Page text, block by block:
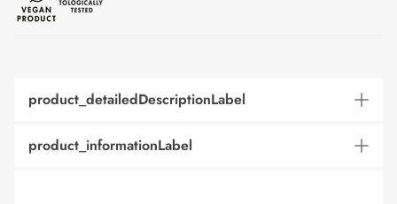
product_detailedDescriptionLabel
product_informationLabel